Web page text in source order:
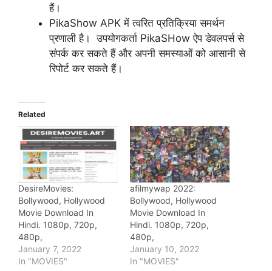
हैं।
PikaShow APK में त्वरित प्रतिक्रिया समर्थन
प्रणाली है। उपयोगकर्ता PikaSHow ऐप डेवलपर्स से
संपर्क कर सकते हैं और अपनी समस्याओं को आसानी से
रिपोर्ट कर सकते हैं।
Related
DesireMovies:
Bollywood, Hollywood
Movie Download In
Hindi. 1080p, 720p,
480p,
January 7, 2022
In "MOVIES"
afilmywap 2022:
Bollywood, Hollywood
Movie Download In
Hindi. 1080p, 720p,
480p,
January 10, 2022
In "MOVIES"